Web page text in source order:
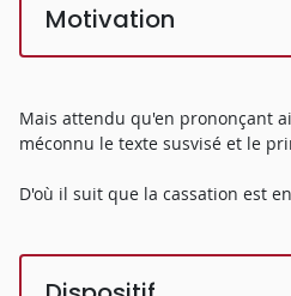
Motivation
Mais attendu qu'en prononçant
méconnu le texte susvisé et le
D'où il suit que la cassation est